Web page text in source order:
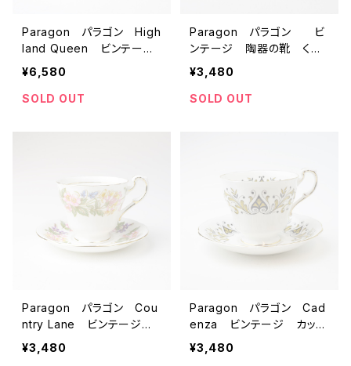
Paragon パラゴン High
land Queen ビンテー
ジ カップ＆ソーサー 【イ
ギリス】 アンティーク コ
ーヒーカップ ティーカップ
¥6,580
SOLD OUT
Paragon パラゴン ビ
ンテージ 陶器の靴 く
つ オブジェ 雑貨 【イギ
リス】 アンティーク カッ
プ＆ソーサー コーヒーカ
¥3,480
SOLD OUT
Paragon パラゴン Cou
ntry Lane ビンテージ
カップ＆ソーサー 【イギリ
ス】 アンティーク コーヒ
¥3,480
Paragon パラゴン Cad
enza ビンテージ カップ
＆ソーサー 【イギリス】
アンティーク コーヒーカ
¥3,480